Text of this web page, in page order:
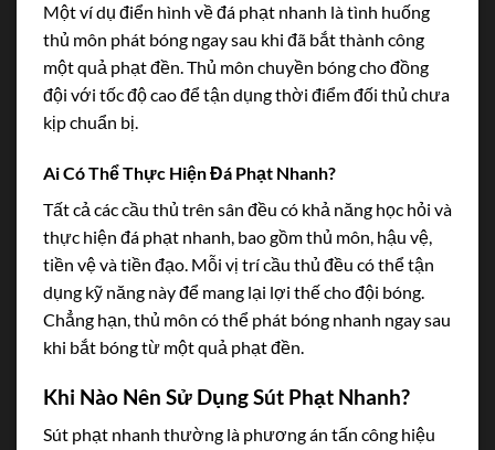
Một ví dụ điển hình về đá phạt nhanh là tình huống
thủ môn phát bóng ngay sau khi đã bắt thành công
một quả phạt đền. Thủ môn chuyền bóng cho đồng
đội với tốc độ cao để tận dụng thời điểm đối thủ chưa
kịp chuẩn bị.
Ai Có Thể Thực Hiện Đá Phạt Nhanh?
Tất cả các cầu thủ trên sân đều có khả năng học hỏi và
thực hiện đá phạt nhanh, bao gồm thủ môn, hậu vệ,
tiền vệ và tiền đạo. Mỗi vị trí cầu thủ đều có thể tận
dụng kỹ năng này để mang lại lợi thế cho đội bóng.
Chẳng hạn, thủ môn có thể phát bóng nhanh ngay sau
khi bắt bóng từ một quả phạt đền.
Khi Nào Nên Sử Dụng Sút Phạt Nhanh?
Sút phạt nhanh thường là phương án tấn công hiệu